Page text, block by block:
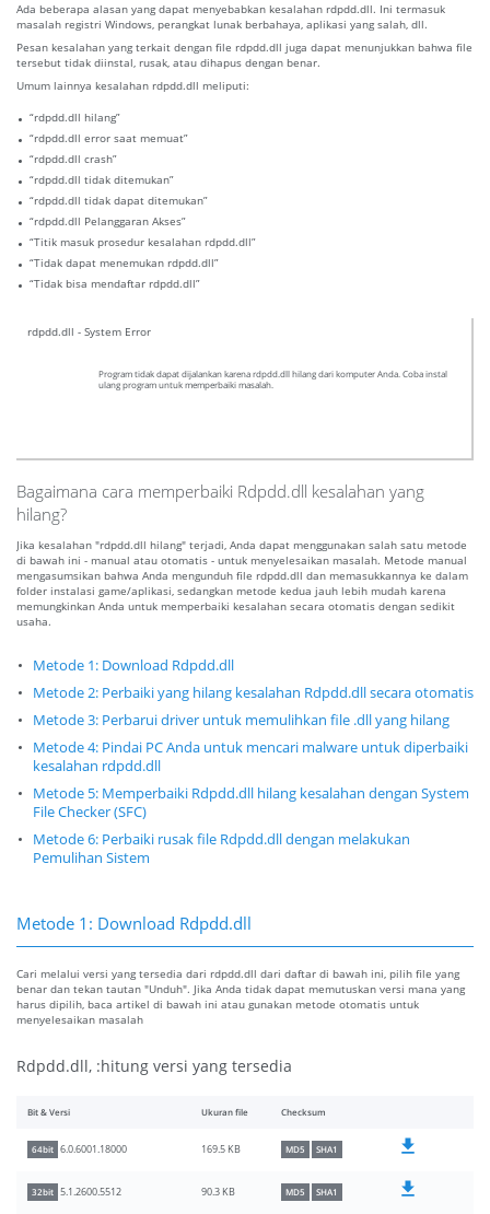
Ada beberapa alasan yang dapat menyebabkan kesalahan rdpdd.dll. Ini termasuk
masalah registri Windows, perangkat lunak berbahaya, aplikasi yang salah, dll.
Pesan kesalahan yang terkait dengan file rdpdd.dll juga dapat menunjukkan bahwa file
tersebut tidak diinstal, rusak, atau dihapus dengan benar.
Umum lainnya kesalahan rdpdd.dll meliputi:
“rdpdd.dll hilang”
“rdpdd.dll error saat memuat”
“rdpdd.dll crash”
“rdpdd.dll tidak ditemukan”
“rdpdd.dll tidak dapat ditemukan”
“rdpdd.dll Pelanggaran Akses”
“Titik masuk prosedur kesalahan rdpdd.dll”
“Tidak dapat menemukan rdpdd.dll”
“Tidak bisa mendaftar rdpdd.dll”
rdpdd.dll - System Error
Program tidak dapat dijalankan karena rdpdd.dll hilang dari komputer Anda. Coba instal
ulang program untuk memperbaiki masalah.
Bagaimana cara memperbaiki Rdpdd.dll kesalahan yang
hilang?
Jika kesalahan "rdpdd.dll hilang" terjadi, Anda dapat menggunakan salah satu metode
di bawah ini - manual atau otomatis - untuk menyelesaikan masalah. Metode manual
mengasumsikan bahwa Anda mengunduh file rdpdd.dll dan memasukkannya ke dalam
folder instalasi game/aplikasi, sedangkan metode kedua jauh lebih mudah karena
memungkinkan Anda untuk memperbaiki kesalahan secara otomatis dengan sedikit
usaha.
Metode 1: Download Rdpdd.dll
Metode 2: Perbaiki yang hilang kesalahan Rdpdd.dll secara otomatis
Metode 3: Perbarui driver untuk memulihkan file .dll yang hilang
Metode 4: Pindai PC Anda untuk mencari malware untuk diperbaiki
kesalahan rdpdd.dll
Metode 5: Memperbaiki Rdpdd.dll hilang kesalahan dengan System
File Checker (SFC)
Metode 6: Perbaiki rusak file Rdpdd.dll dengan melakukan
Pemulihan Sistem
Metode 1: Download Rdpdd.dll
Cari melalui versi yang tersedia dari rdpdd.dll dari daftar di bawah ini, pilih file yang
benar dan tekan tautan "Unduh". Jika Anda tidak dapat memutuskan versi mana yang
harus dipilih, baca artikel di bawah ini atau gunakan metode otomatis untuk
menyelesaikan masalah
Rdpdd.dll, :hitung versi yang tersedia
Bit & Versi Ukuran file Checksum
64bit 6.0.6001.18000 169.5 KB MD5 SHA1
32bit 5.1.2600.5512 90.3 KB MD5 SHA1